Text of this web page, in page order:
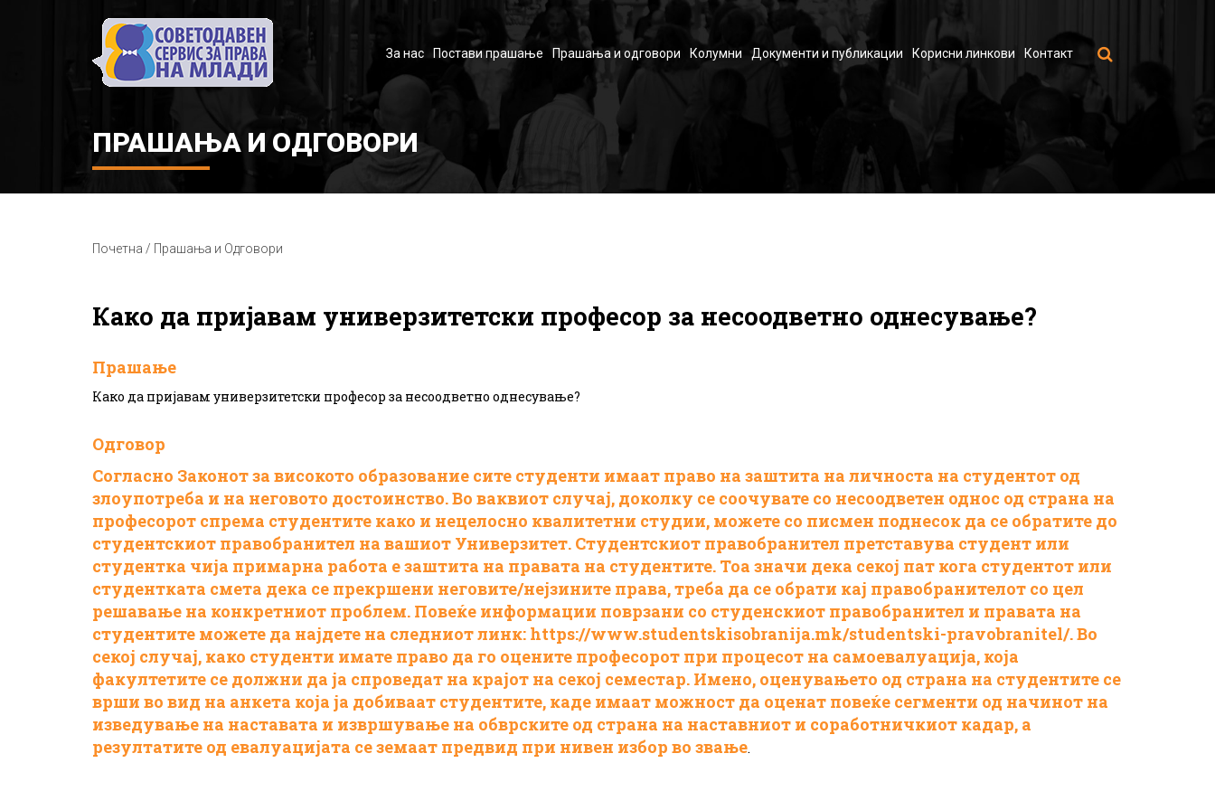
За нас Постави прашање Прашања и одговори Колумни Документи и публикации Корисни линкови Контакт
ПРАШАЊА И ОДГОВОРИ
Почетна / Прашања и Одговори
Како да пријавам универзитетски професор за несоодветно однесување?
Прашање
Како да пријавам универзитетски професор за несоодветно однесување?
Одговор
Согласно Законот за високото образование сите студенти имаат право на заштита на личноста на студентот од
злоупотреба и на неговото достоинство. Во ваквиот случај, доколку се соочувате со несоодветен однос од страна на
професорот спрема студентите како и нецелосно квалитетни студии, можете со писмен поднесок да се обратите до
студентскиот правобранител на вашиот Универзитет. Студентскиот правобранител претставува студент или
студентка чија примарна работа е заштита на правата на студентите. Тоа значи дека секој пат кога студентот или
студентката смета дека се прекршени неговите/нејзините права, треба да се обрати кај правобранителот со цел
решавање на конкретниот проблем. Повеќе информации поврзани со студенскиот правобранител и правата на
студентите можете да најдете на следниот линк: https://www.studentskisobranija.mk/studentski-pravobranitel/.Во
секој случај, како студенти имате право да го оцените професорот при процесот на самоевалуација, која
факултетите се должни да ја спроведат на крајот на секој семестар. Имено, оценувањето од страна на студентите се
врши во вид на анкета која ја добиваат студентите, каде имаат можност да оценат повеќе сегменти од начинот на
изведување на наставата и извршување на обврските од страна на наставниот и соработничкиот кадар, а
резултатите од евалуацијата се земаат предвид при нивен избор во звање.